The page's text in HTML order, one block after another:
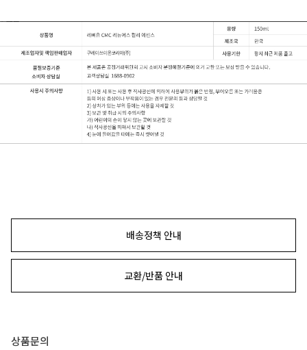
배송정책 안내
교환/반품 안내
상품문의